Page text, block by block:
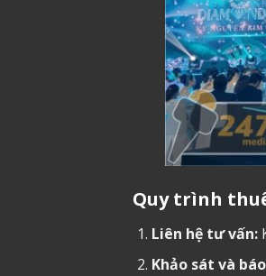
Quy trình
Liên hệ tư vấn:
Khảo sát và